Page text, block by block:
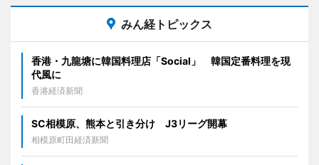
みん経トピックス
香港・九龍塘に韓国料理店「Social」 韓国定番料理を現
代風に
香港経済新聞
SC相模原、熊本と引き分け J3リーグ開幕
相模原町田経済新聞